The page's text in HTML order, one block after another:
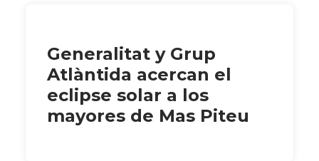
Generalitat y Grup
Atlàntida acercan el
eclipse solar a los
mayores de Mas Piteu